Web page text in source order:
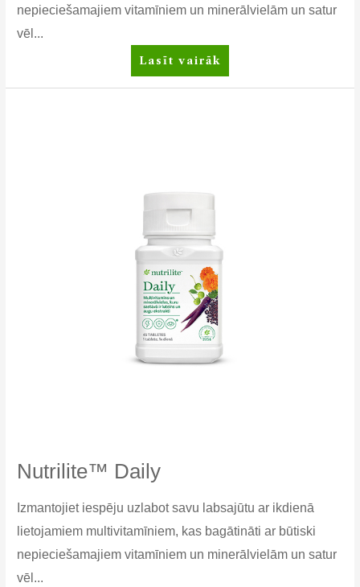
nepieciešamajiem vitamīniem un minerālvielām un satur
vēl...
Nutrilite™
Daily
Lasīt vairāk
Nutrilite™ Daily
Izmantojiet iespēju uzlabot savu labsajūtu ar ikdienā
lietojamiem multivitamīniem, kas bagātināti ar būtiski
nepieciešamajiem vitamīniem un minerālvielām un satur
vēl...